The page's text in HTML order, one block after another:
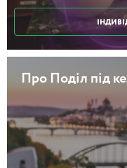
3 години
Таємниці
2 години
Про Поділ під